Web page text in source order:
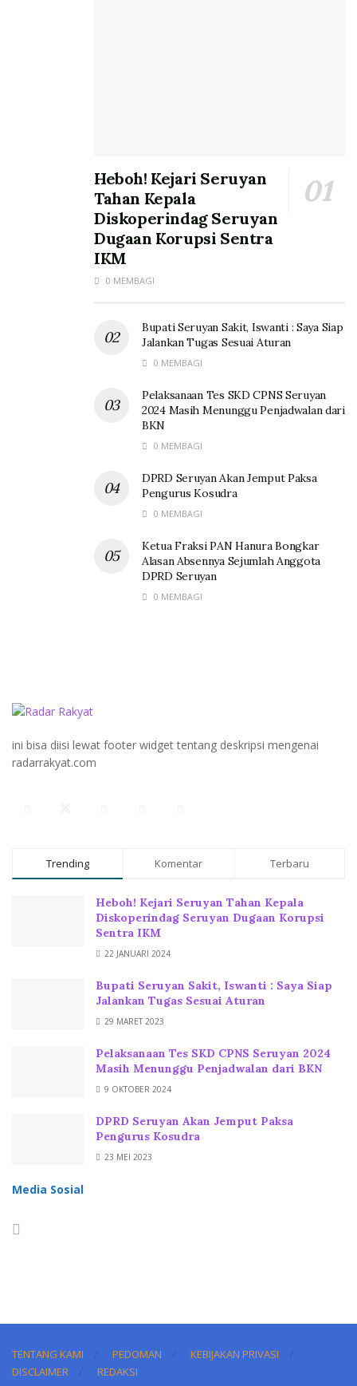
Heboh! Kejari Seruyan
Tahan Kepala
Diskoperindag Seruyan
Dugaan Korupsi Sentra
IKM
0 MEMBAGI
Bupati Seruyan Sakit, Iswanti : Saya Siap
Jalankan Tugas Sesuai Aturan
0 MEMBAGI
Pelaksanaan Tes SKD CPNS Seruyan
2024 Masih Menunggu Penjadwalan dari
BKN
0 MEMBAGI
DPRD Seruyan Akan Jemput Paksa
Pengurus Kosudra
0 MEMBAGI
Ketua Fraksi PAN Hanura Bongkar
Alasan Absennya Sejumlah Anggota
DPRD Seruyan
0 MEMBAGI
ini bisa diisi lewat footer widget tentang deskripsi mengenai
radarrakyat.com
Trending Komentar Terbaru
Heboh! Kejari Seruyan Tahan Kepala
Diskoperindag Seruyan Dugaan Korupsi
Sentra IKM
22 JANUARI 2024
Bupati Seruyan Sakit, Iswanti : Saya Siap
Jalankan Tugas Sesuai Aturan
29 MARET 2023
Pelaksanaan Tes SKD CPNS Seruyan 2024
Masih Menunggu Penjadwalan dari BKN
9 OKTOBER 2024
DPRD Seruyan Akan Jemput Paksa
Pengurus Kosudra
23 MEI 2023
Media Sosial
TENTANG KAMI PEDOMAN
KEBIJAKAN PRIVASI
DISCLAIMER
REDAKSI